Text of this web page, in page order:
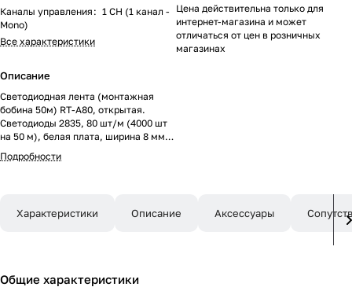
Каналы управления : 1 CH (1 канал -
Mono)
Все характеристики
Описание
Светодиодная лента (монтажная
бобина 50м) RT-A80, открытая.
Светодиоды 2835, 80 шт/м (4000 шт
на 50 м), белая плата, ширина 8 мм,
скотч 3M. Цвет БЕЛЫЙ 6000 K,
цветопередача CRI>85, угол 120°.
светодиодов. Цена за 1 м. Разрезать
Подробности
Цена действительна только для
интернет-магазина и может
отличаться от цен в розничных
магазинах
Характеристики Описание Аксессуары
Общие характеристики